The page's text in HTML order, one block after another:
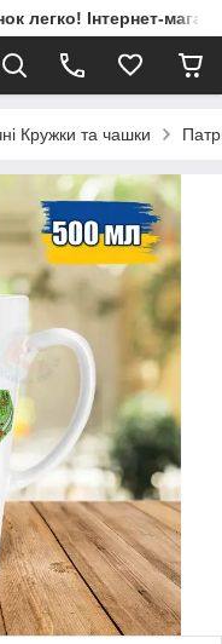
легко! Інтернет-
Кружки та чашки